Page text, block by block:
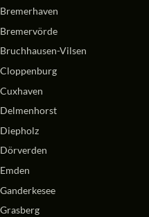
Bremerhaven
Bremervörde
Bruchhausen-Vilsen
Cloppenburg
Cuxhaven
Delmenhorst
Diepholz
Dörverden
Emden
Ganderkesee
Grasberg